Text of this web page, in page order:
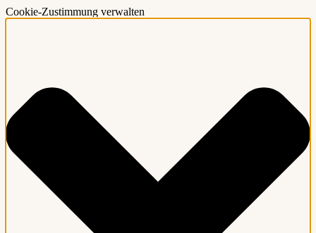
Cookie-Zustimmung verwalten